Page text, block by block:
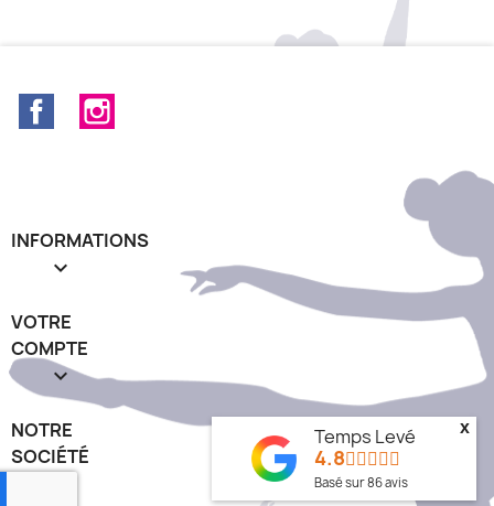
Facebook
INFORMATIONS

VOTRE
COMPTE

NOTRE
SOCIÉTÉ
Temps Levé
4.8
Basé sur86avis
x